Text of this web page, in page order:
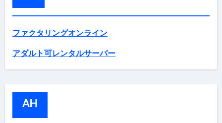
ファクタリングオンライン
アダルト可レンタルサーバー
AH